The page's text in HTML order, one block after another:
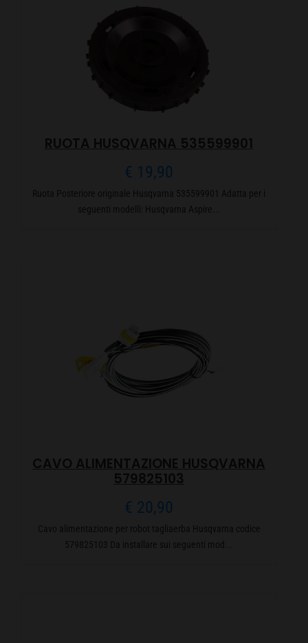
RUOTA HUSQVARNA 535599901
€ 19,90
Ruota Posteriore originale Husqvarna 535599901 Adatta per i
seguenti modelli: Husqvarna Aspire...
CAVO ALIMENTAZIONE HUSQVARNA
579825103
€ 20,90
Cavo alimentazione per robot tagliaerba Husqvarna codice
579825103 Da installare sui seguenti mod...